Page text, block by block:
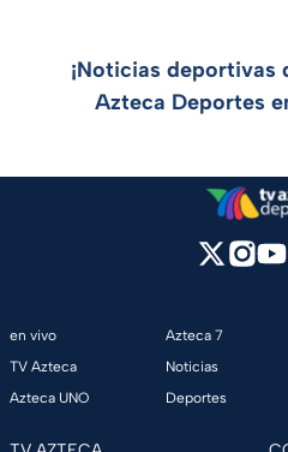
¡Noticias deportivas
Azteca Deportes
en vivo
TV Azteca
Azteca UNO
Azteca 7
Noticias
Deportes